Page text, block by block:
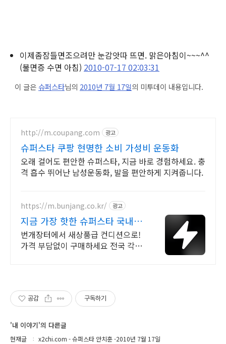
이제좀잠들면조으려만 눈감앗따 뜨면. 맑은아침이~~~^^
(불면증 수면 아침) 2010-07-17 02:03:31
이 글은 슈퍼스타님의 2010년 7월 17일의 미투데이 내용입니다.
http://m.coupang.com 광고
슈퍼스타 쿠팡 현명한 소비 가성비 운동화
오래 걸어도 편안한 슈퍼스타, 지금 바로 경험하세요. 충
격 흡수 뛰어난 남성운동화, 발을 편안하게 지켜줍니다.
https://m.bunjang.co.kr/ 광고
지금 가장 핫한 슈퍼스타 국내
최대 브랜드 중고거래
번개장터에서 새상품급 컨디션으로!
가격 부담없이 구매하세요 전국 각지
공감 구독하기
'내 이야기'의 다른글
현재글 x2chi.com - 슈퍼스타 안치훈 -2010년 7월 17일